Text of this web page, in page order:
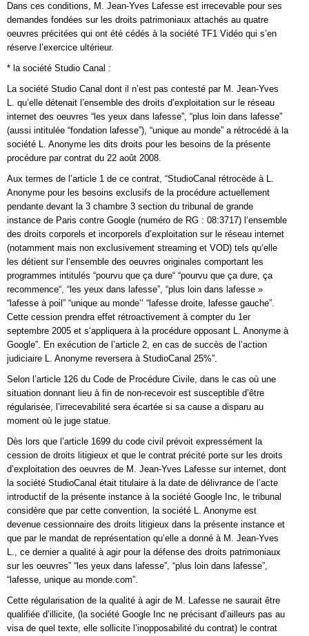
Dans ces conditions, M. Jean-Yves Lafesse est irrecevable pour ses
demandes fondées sur les droits patrimoniaux attachés au quatre
oeuvres précitées qui ont été cédés à la société TF1 Vidéo qui s’en
réserve l’exercice ultérieur.
* la société Studio Canal :
La société Studio Canal dont il n’est pas contesté par M. Jean-Yves
L. qu’elle détenait l’ensemble des droits d’exploitation sur le réseau
internet des oeuvres “les yeux dans lafesse”, “plus loin dans lafesse”
(aussi intitulée “fondation lafesse”), “unique au monde” a rétrocédé à la
société L. Anonyme les dits droits pour les besoins de la présente
procédure par contrat du 22 août 2008.
Aux termes de l’article 1 de ce contrat, “StudioCanal rétrocède à L.
Anonyme pour les besoins exclusifs de la procédure actuellement
pendante devant la 3 chambre 3 section du tribunal de grande
instance de Paris contre Google (numéro de RG : 08:3717) l‘ensemble
des droits corporels et incorporels d’exploitation sur le réseau internet
(notamment mais non exclusivement streaming et VOD) tels qu‘elle
les détient sur l‘ensemble des oeuvres originales comportant les
programmes intitulés “pourvu que ça dure“ “pourvu que ça dure, ça
recommence“, “les yeux dans lafesse”, “plus loin dans lafesse »
“lafesse à poil” “unique au monde’‘ “lafesse droite, lafesse gauche”.
Cette cession prendra effet rétroactivement à compter du 1er
septembre 2005 et s‘appliquera à la procédure opposant L. Anonyme à
Google”. En exécution de l’article 2, en cas de succès de l’action
judiciaire L. Anonyme reversera à StudioCanal 25%”.
Selon l’article 126 du Code de Procédure Civile, dans le cas où une
situation donnant lieu à fin de non-recevoir est susceptible d’être
régularisée, l’irrecevabilité sera écartée si sa cause a disparu au
moment où le juge statue.
Dès lors que l’article 1699 du code civil prévoit expressément la
cession de droits litigieux et que le contrat précité porte sur les droits
d’exploitation des oeuvres de M. Jean-Yves Lafesse sur internet, dont
la société StudioCanal était titulaire à la date de délivrance de l’acte
introductif de la présente instance à la société Google Inc, le tribunal
considère que par cette convention, la société L. Anonyme est
devenue cessionnaire des droits litigieux dans la présente instance et
que par le mandat de représentation qu’elle a donné à M. Jean-Yves
L., ce dernier a qualité à agir pour la défense des droits patrimoniaux
sur les oeuvres” “les yeux dans lafesse”, “plus loin dans lafesse”,
“lafesse, unique au monde.com”.
Cette régularisation de la qualité à agir de M. Lafesse ne saurait être
qualifiée d’illicite, (la société Google Inc ne précisant d’ailleurs pas au
visa de quel texte, elle sollicite l’inopposabilité du contrat) le contrat